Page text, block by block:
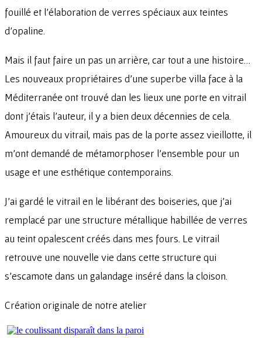
fouillé et l’élaboration de verres spéciaux aux teintes
d’opaline.
Mais il faut faire un pas un arrière, car tout a une histoire…
Les nouveaux propriétaires d’une superbe villa face à la
Méditerranée ont trouvé dan les lieux une porte en vitrail
dont j’étais l’auteur, il y a bien deux décennies de cela.
Amoureux du vitrail, mais pas de la porte assez vieillotte, il
m’ont demandé de métamorphoser l’ensemble pour un
usage et une esthétique contemporains.
J’ai gardé le vitrail en le libérant des boiseries, que j’ai
remplacé par une structure métallique habillée de verres
au teint opalescent créés dans mes fours. Le vitrail
retrouve une nouvelle vie dans cette structure qui
s’escamote dans un galandage inséré dans la cloison.
Création originale de notre atelier